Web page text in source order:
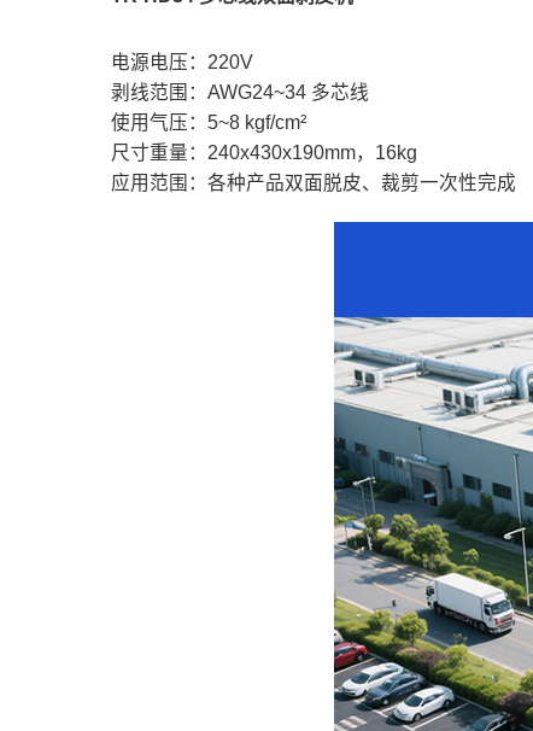
电源电压：220V
剥线范围：AWG24~34 多芯线
使用气压：5~8 kgf/cm²
尺寸重量：240x430x190mm，16kg
应用范围：各种产品双面脱皮、裁剪一次性完成